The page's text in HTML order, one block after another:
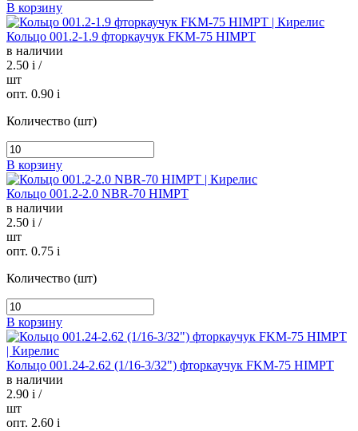
В корзину
Кольцо 001.2-1.9 фторкаучук FKM-75 HIMPT
в наличии
2.50 i /
шт
опт. 0.90 i
Количество (шт)
В корзину
Кольцо 001.2-2.0 NBR-70 HIMPT
в наличии
2.50 i /
шт
опт. 0.75 i
Количество (шт)
В корзину
Кольцо 001.24-2.62 (1/16-3/32") фторкаучук FKM-75 HIMPT
в наличии
2.90 i /
шт
опт. 2.60 i